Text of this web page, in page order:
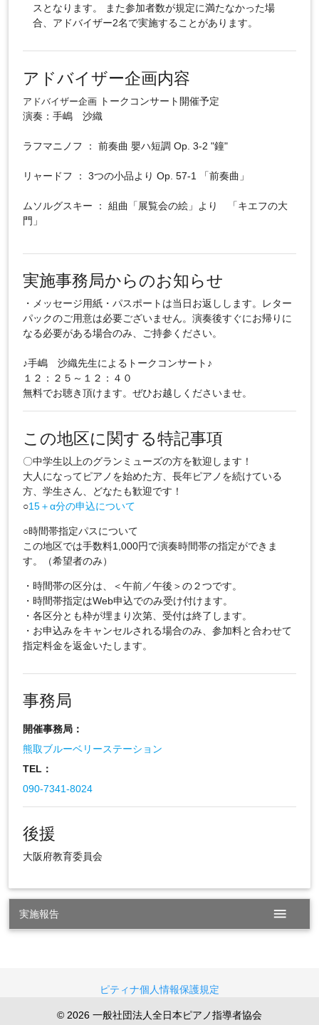
スとなります。 また参加者数が規定に満たなかった場
合、アドバイザー2名で実施することがあります。
アドバイザー企画内容
アドバイザー企画トークコンサート開催予定
演奏：手嶋 沙織
ラフマニノフ ： 前奏曲 嬰ハ短調 Op. 3-2 "鐘"
リャードフ ： 3つの小品より Op. 57-1 「前奏曲」
ムソルグスキー ： 組曲「展覧会の絵」より 「キエフの大
門」
実施事務局からのお知らせ
・メッセージ用紙・パスポートは当日お返しします。レター
パックのご用意は必要ございません。演奏後すぐにお帰りに
なる必要がある場合のみ、ご持参ください。
♪手嶋 沙織先生によるトークコンサート♪
１２：２５～１２：４０
無料でお聴き頂けます。ぜひお越しくださいませ。
この地区に関する特記事項
〇中学生以上のグランミューズの方を歓迎します！
大人になってピアノを始めた方、長年ピアノを続けている
方、学生さん、どなたも歓迎です！
○15＋α分の申込について
○時間帯指定パスについて
この地区では手数料1,000円で演奏時間帯の指定ができま
す。（希望者のみ）
・時間帯の区分は、＜午前／午後＞の２つです。
・時間帯指定はWeb申込でのみ受け付けます。
・各区分とも枠が埋まり次第、受付は終了します。
・お申込みをキャンセルされる場合のみ、参加料と合わせて
指定料金を返金いたします。
事務局
開催事務局：
熊取ブルーベリーステーション
TEL：
090-7341-8024
後援
大阪府教育委員会
実施報告 menu
ピティナ個人情報保護規定
© 2026 一般社団法人全日本ピアノ指導者協会